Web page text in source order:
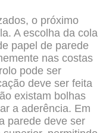
o próximo
A escolha da cola
papel de parede
nas costas
pode ser
deve ser feita
existam bolhas
a aderência. Em
parede deve ser